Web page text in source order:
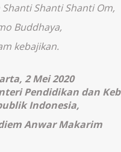
Shanti Shanti Shanti Om,
Buddhaya,
kebajikan.
2 Mei 2020
Pendidikan dan
Indonesia,
Anwar Makarim